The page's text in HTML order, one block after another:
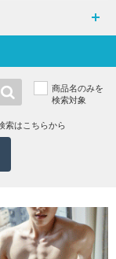
商品名のみを
検索対象
索はこちらから